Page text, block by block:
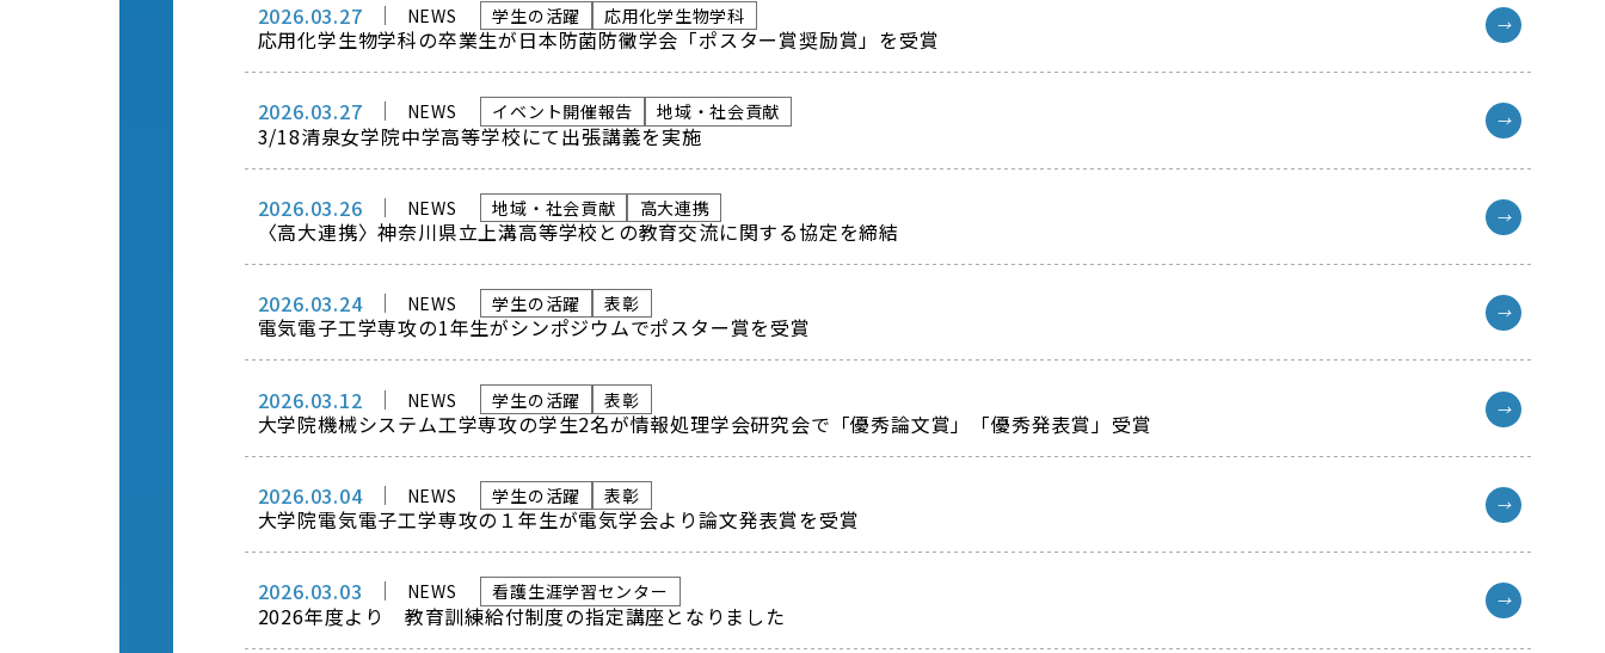
2026.03.27 NEWS 学生の活躍 応用化学生物学科
応用化学生物学科の卒業生が日本防菌防黴学会「ポスター賞奨励賞」を受賞
→
2026.03.27 NEWS イベント開催報告 地域・社会貢献
3/18清泉女学院中学高等学校にて出張講義を実施
→
2026.03.26 NEWS 地域・社会貢献 高大連携
〈高大連携〉神奈川県立上溝高等学校との教育交流に関する協定を締結
→
2026.03.24 NEWS 学生の活躍 表彰
電気電子工学専攻の1年生がシンポジウムでポスター賞を受賞
→
2026.03.12 NEWS 学生の活躍 表彰
大学院機械システム工学専攻の学生2名が情報処理学会研究会で「優秀論文賞」「優秀発表賞」受賞
→
2026.03.04 NEWS 学生の活躍 表彰
大学院電気電子工学専攻の１年生が電気学会より論文発表賞を受賞
→
2026.03.03 NEWS 看護生涯学習センター
2026年度より 教育訓練給付制度の指定講座となりました
→